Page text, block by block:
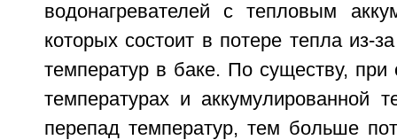
водонагревателей с тепловым
которых состоит в потере тепла из-
температур в баке. По существу, при
температурах и аккумулированной
перепад температур, тем больше